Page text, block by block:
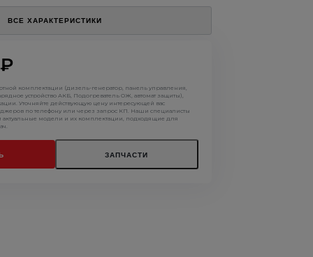
ВСЕ ХАРАКТЕРИСТИКИ
комплектации (дизель-генератор, панель управления,
устройство АКБ, Подогреватель ОЖ, автомат защиты),
Уточняйте действующую цену интересующей вас
по телефону или через запрос КП. Наши специалисты
актуальные модели и их комплектации, подходящие для
ЗАПЧАСТИ